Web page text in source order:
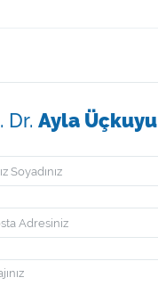
Dr. Ayla Üçkuyu